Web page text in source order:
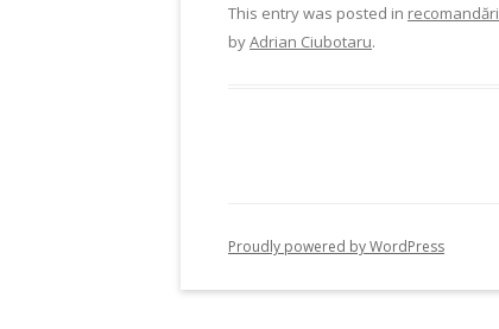
This entry was posted in recomandări
byAdrian Ciubotaru.
Proudly powered by WordPress